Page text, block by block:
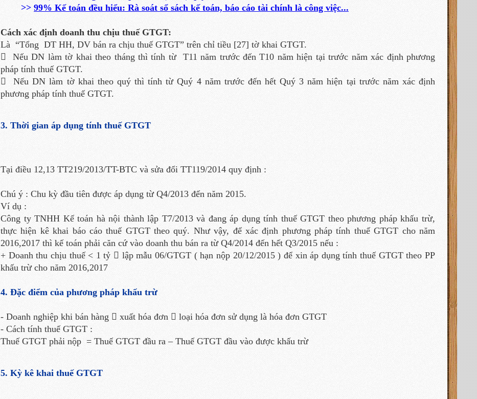
>> 99% Kế toán đều hiểu: Rà soát sổ sách kế toán, báo cáo tài chính là công việc...
Cách xác định doanh thu chịu thuế GTGT:
Là “Tổng DT HH, DV bán ra chịu thuế GTGT” trên chỉ tiều [27] tờ khai GTGT.

Nếu DN làm tờ khai theo tháng thì tính từ T11 năm trước đến T10 năm hiện tại trước năm xác định phương
pháp tính thuế GTGT.

Nếu DN làm tờ khai theo quý thì tính từ Quý 4 năm trước đến hết Quý 3 năm hiện tại trước năm xác định
phương pháp tính thuế GTGT.
3. Thời gian áp dụng tính thuế GTGT
Tại điều 12,13 TT219/2013/TT-BTC và sửa đổi TT119/2014 quy định :
Chú ý : Chu kỳ đầu tiên được áp dụng từ Q4/2013 đến năm 2015.
Ví dụ :
Công ty TNHH Kế toán hà nội thành lập T7/2013 và đang áp dụng tính thuế GTGT theo phương pháp khấu trừ,
thực hiện kê khai báo cáo thuế GTGT theo quý. Như vậy, để xác định phương pháp tính thuế GTGT cho năm
2016,2017 thì kế toán phải căn cứ vào doanh thu bán ra từ Q4/2014 đến hết Q3/2015 nếu :
+ Doanh thu chịu thuế < 1 tỷ  lập mẫu 06/GTGT ( hạn nộp 20/12/2015 ) để xin áp dụng tính thuế GTGT theo PP
khấu trừ cho năm 2016,2017
4. Đặc điểm của phương pháp khấu trừ
- Doanh nghiệp khi bán hàng  xuất hóa đơn  loại hóa đơn sử dụng là hóa đơn GTGT
- Cách tính thuế GTGT :
Thuế GTGT phải nộp = Thuế GTGT đầu ra – Thuế GTGT đầu vào được khấu trừ
5. Kỳ kê khai thuế GTGT